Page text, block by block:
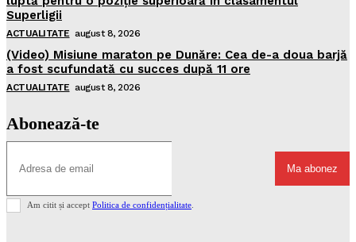
Superligii
ACTUALITATE august 8, 2026
(Video) Misiune maraton pe Dunăre: Cea de-a doua barjă
a fost scufundată cu succes după 11 ore
ACTUALITATE august 8, 2026
Abonează-te
Ma abonez
Am citit și accept Politica de confidențialitate